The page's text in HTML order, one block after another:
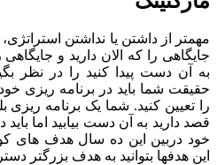
مهمتر از داشتن یا نداشتن
جایگاهی را که الان دارید و
به آن دست پیدا کنید را در نظر
حقیقت شما باید در برنامه ریزی
را تعیین کنید. شما یک برنامه
قصد دارید به آن دست بیابید اما
خود دربین این ده سال هدف های
این هدفها بتوانید به هدف بزرگتر